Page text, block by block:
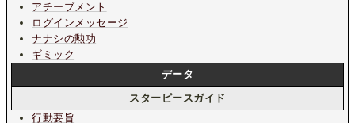
アチーブメント
ログインメッセージ
ナナシの勲功
ギミック
データ
スターピースガイド
行動要旨